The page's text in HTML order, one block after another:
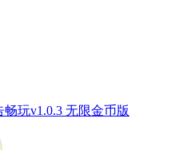
玩v1.0.3 无限金币版